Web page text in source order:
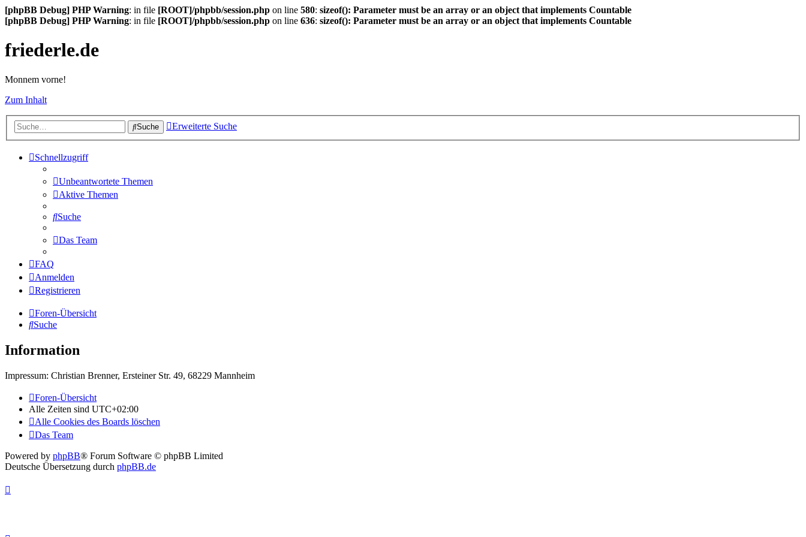
[phpBB Debug] PHP Warning: in file [ROOT]/phpbb/session.php on line 580: sizeof(): Parameter must be an array or an object that implements Countable
[phpBB Debug] PHP Warning: in file [ROOT]/phpbb/session.php on line 636: sizeof(): Parameter must be an array or an object that implements Countable
friederle.de
Monnem vorne!
Zum Inhalt
Suche Erweiterte Suche
Schnellzugriff
Unbeantwortete Themen
Aktive Themen
Suche
Das Team
FAQ
Anmelden
Registrieren
Foren-Übersicht
Suche
Information
Impressum: Christian Brenner, Ersteiner Str. 49, 68229 Mannheim
Foren-Übersicht
Alle Zeiten sind UTC+02:00
Alle Cookies des Boards löschen
Das Team
Powered by phpBB® Forum Software © phpBB Limited
Deutsche Übersetzung durch phpBB.de